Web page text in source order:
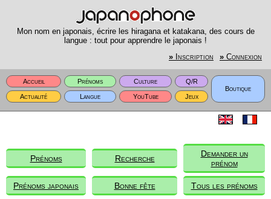
Mon nom en japonais, écrire les hiragana et katakana, des cours de
langue : tout pour apprendre le japonais !
» Inscription » Connexion
Accueil Prénoms Culture
Q/R
Boutique
Actualité
Langue YouTube Jeux
Prénoms Recherche
Demander un
prénom
Prénoms japonais Bonne fête Tous les prénoms